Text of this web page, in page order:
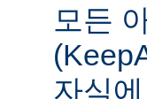
모든
자식